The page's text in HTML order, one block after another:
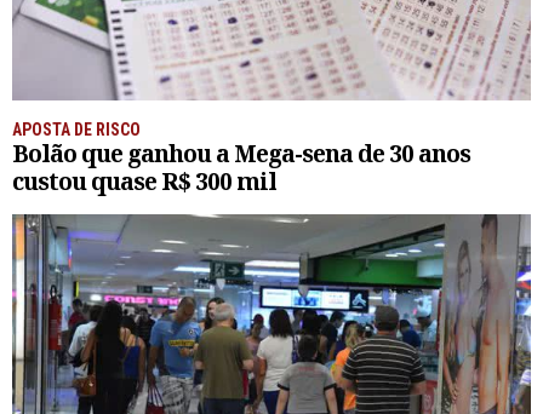
APOSTA DE RISCO
Bolão que ganhou a Mega-sena de 30 anos
custou quase R$ 300 mil